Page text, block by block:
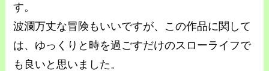
す。
波瀾万丈な冒険もいいですが、この作品に関して
は、ゆっくりと時を過ごすだけのスローライフで
も良いと思いました。